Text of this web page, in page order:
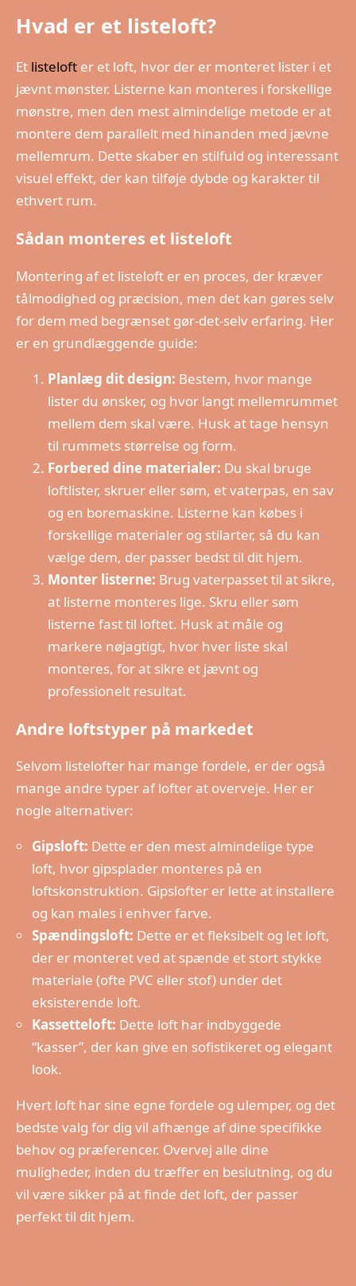
Hvad er et listeloft?
Et listeloft er et loft, hvor der er monteret lister i et
jævnt mønster. Listerne kan monteres i forskellige
mønstre, men den mest almindelige metode er at
montere dem parallelt med hinanden med jævne
mellemrum. Dette skaber en stilfuld og interessant
visuel effekt, der kan tilføje dybde og karakter til
ethvert rum.
Sådan monteres et listeloft
Montering af et listeloft er en proces, der kræver
tålmodighed og præcision, men det kan gøres selv
for dem med begrænset gør-det-selv erfaring. Her
er en grundlæggende guide:
Planlæg dit design: Bestem, hvor mange
lister du ønsker, og hvor langt mellemrummet
mellem dem skal være. Husk at tage hensyn
til rummets størrelse og form.
Forbered dine materialer: Du skal bruge
loftlister, skruer eller søm, et vaterpas, en sav
og en boremaskine. Listerne kan købes i
forskellige materialer og stilarter, så du kan
vælge dem, der passer bedst til dit hjem.
Monter listerne: Brug vaterpasset til at sikre,
at listerne monteres lige. Skru eller søm
listerne fast til loftet. Husk at måle og
markere nøjagtigt, hvor hver liste skal
monteres, for at sikre et jævnt og
professionelt resultat.
Andre loftstyper på markedet
Selvom listelofter har mange fordele, er der også
mange andre typer af lofter at overveje. Her er
nogle alternativer:
Gipsloft: Dette er den mest almindelige type
loft, hvor gipsplader monteres på en
loftskonstruktion. Gipslofter er lette at installere
og kan males i enhver farve.
Spændingsloft: Dette er et fleksibelt og let loft,
der er monteret ved at spænde et stort stykke
materiale (ofte PVC eller stof) under det
eksisterende loft.
Kassetteloft: Dette loft har indbyggede
“kasser”, der kan give en sofistikeret og elegant
look.
Hvert loft har sine egne fordele og ulemper, og det
bedste valg for dig vil afhænge af dine specifikke
behov og præferencer. Overvej alle dine
muligheder, inden du træffer en beslutning, og du
vil være sikker på at finde det loft, der passer
perfekt til dit hjem.